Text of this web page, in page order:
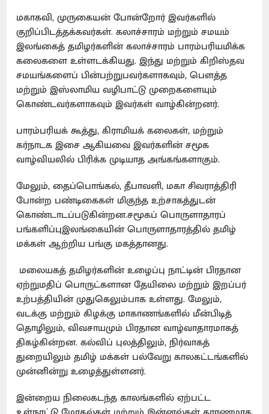
மகாகவி, முருகையன் போன்றோர் இவர்களில்
குறிப்பிடத்தக்கவர்கள். கலாச்சாரம் மற்றும் சமயம்
இலங்கைத் தமிழர்களின் கலாச்சாரம் பாரம்பரியமிக்க
கலைகளை உள்ளடக்கியது. இந்து மற்றும் கிறிஸ்தவ
சமயங்களைப் பின்பற்றுபவர்களாகவும், பௌத்த
மற்றும் இஸ்லாமிய வழிபாட்டு முறைகளையும்
கொண்டவர்களாகவும் இவர்கள் வாழ்கின்றனர்.
பாரம்பரியக் கூத்து, கிராமியக் கலைகள், மற்றும்
கர்நாடக இசை ஆகியவை இவர்களின் சமூக
வாழ்வியலில் பிரிக்க முடியாத அங்கங்களாகும்.
மேலும், தைப்பொங்கல், தீபாவளி, மகா சிவராத்திரி
போன்ற பண்டிகைகள் மிகுந்த உற்சாகத்துடன்
கொண்டாடப்படுகின்றன.சமூகப் பொருளாதாரப்
பங்களிப்புஇலங்கையின் பொருளாதாரத்தில் தமிழ்
மக்கள் ஆற்றிய பங்கு மகத்தானது.
மலையகத் தமிழர்களின் உழைப்பு நாட்டின் பிரதான
ஏற்றுமதிப் பொருட்களான தேயிலை மற்றும் இறப்பர்
உற்பத்தியின் முதுகெலும்பாக உள்ளது. மேலும்,
வடக்கு மற்றும் கிழக்கு மாகாணங்களில் மீன்பிடித்
தொழிலும், விவசாயமும் பிரதான வாழ்வாதாரமாகத்
திகழ்கின்றன. கல்விப் புலத்திலும், நிர்வாகத்
துறையிலும் தமிழ் மக்கள் பல்வேறு காலகட்டங்களில்
முன்னின்று உழைத்துள்ளனர்.
இன்றைய நிலைகடந்த காலங்களில் ஏற்பட்ட